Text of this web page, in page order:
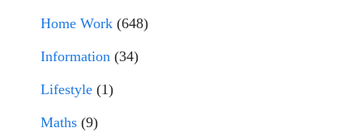
Home Work (648)
Information (34)
Lifestyle (1)
Maths (9)